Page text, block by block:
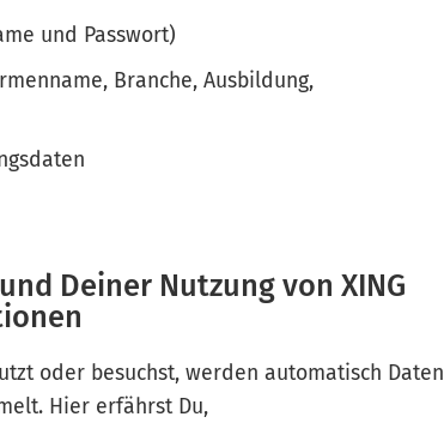
und Passwort)
Branche, Ausbildung,
Deiner Nutzung von XING
oder besuchst, werden automatisch Daten
Hier erfährst Du,